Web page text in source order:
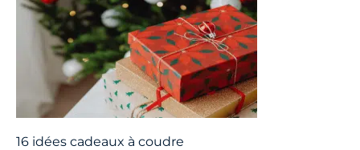
16 idées cadeaux à coudre